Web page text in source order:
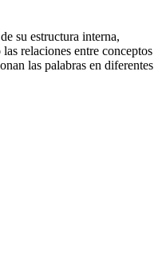
su estructura interna,
relaciones entre conceptos
las palabras en diferentes